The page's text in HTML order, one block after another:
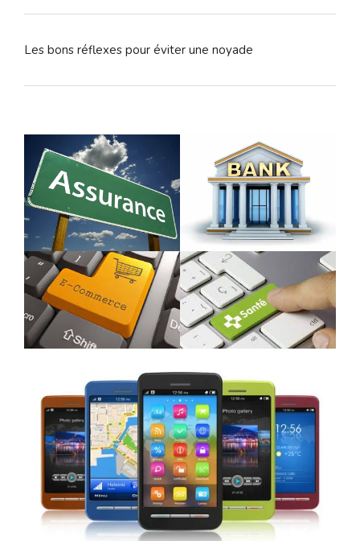
Les bons réflexes pour éviter une noyade